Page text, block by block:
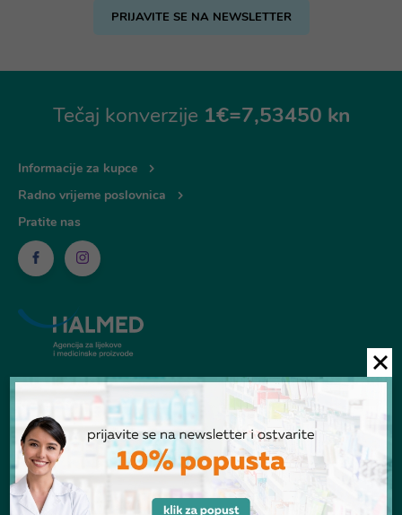
PRIJAVITE SE NA NEWSLETTER
Tečaj konverzije 1€=7,53450 kn
Informacije za kupce
Radno vrijeme poslovnica
Pratite nas
© Ljekarna Talan 2026